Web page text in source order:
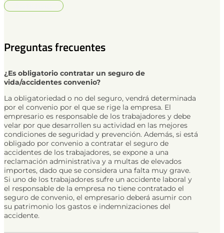
Preguntas frecuentes
¿Es obligatorio contratar un seguro de
vida/accidentes convenio?
La obligatoriedad o no del seguro, vendrá determinada
por el convenio por el que se rige la empresa. El
empresario es responsable de los trabajadores y debe
velar por que desarrollen su actividad en las mejores
condiciones de seguridad y prevención. Además, si está
obligado por convenio a contratar el seguro de
accidentes de los trabajadores, se expone a una
reclamación administrativa y a multas de elevados
importes, dado que se considera una falta muy grave.
Si uno de los trabajadores sufre un accidente laboral y
el responsable de la empresa no tiene contratado el
seguro de convenio, el empresario deberá asumir con
su patrimonio los gastos e indemnizaciones del
accidente.